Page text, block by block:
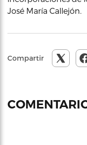
José María Callejón.
Compartir